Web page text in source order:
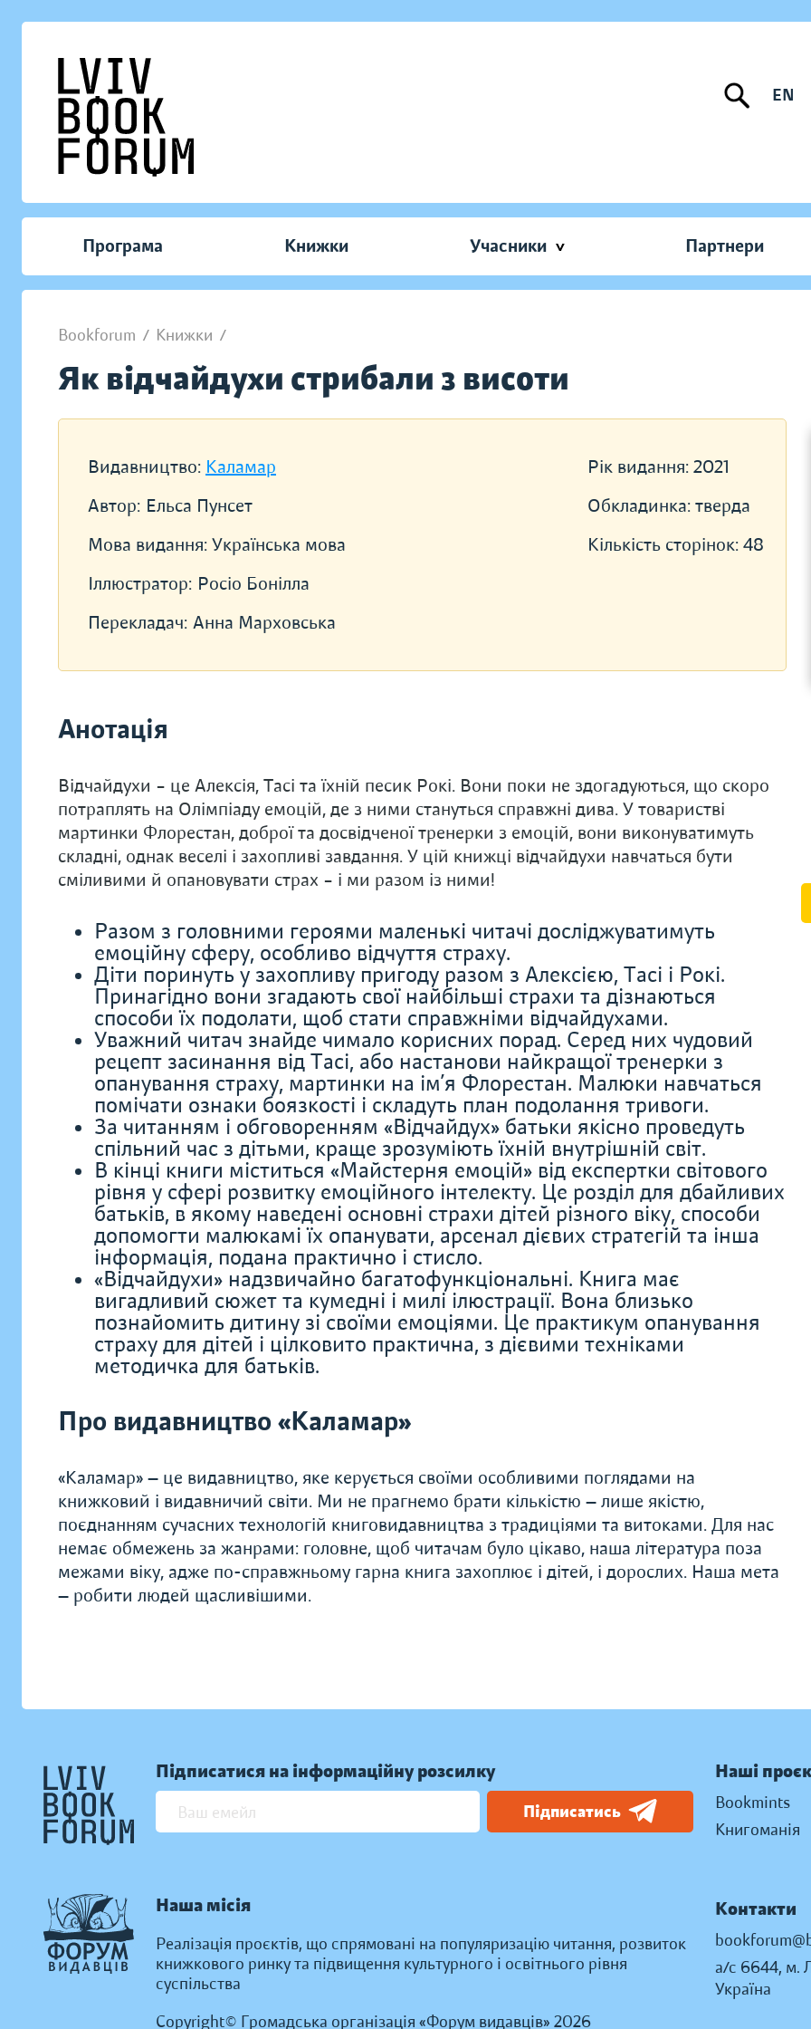
EN
Програма Книжки Учасники Партнери
Bookforum / Книжки /
Як відчайдухи стрибали з висоти
Видавництво: Каламар
Автор: Ельса Пунсет
Мова видання: Українська мова
Іллюстратор: Росіо Бонілла
Перекладач: Анна Марховська
Рік видання: 2021
Обкладинка: тверда
Кількість сторінок: 48
Анотація
Відчайдухи – це Алексія, Тасі та їхній песик Рокі. Вони поки не здогадуються, що скоро
потраплять на Олімпіаду емоцій, де з ними стануться справжні дива. У товаристві
мартинки Флорестан, доброї та досвідченої тренерки з емоцій, вони виконуватимуть
складні, однак веселі і захопливі завдання. У цій книжці відчайдухи навчаться бути
сміливими й опановувати страх – і ми разом із ними!
Разом з головними героями маленькі читачі досліджуватимуть
емоційну сферу, особливо відчуття страху.
Діти поринуть у захопливу пригоду разом з Алексією, Тасі і Рокі.
Принагідно вони згадають свої найбільші страхи та дізнаються
способи їх подолати, щоб стати справжніми відчайдухами.
Уважний читач знайде чимало корисних порад. Серед них чудовий
рецепт засинання від Тасі, або настанови найкращої тренерки з
опанування страху, мартинки на ім’я Флорестан. Малюки навчаться
помічати ознаки боязкості і складуть план подолання тривоги.
За читанням і обговоренням «Відчайдух» батьки якісно проведуть
спільний час з дітьми, краще зрозуміють їхній внутрішній світ.
В кінці книги міститься «Майстерня емоцій» від експертки світового
рівня у сфері розвитку емоційного інтелекту. Це розділ для дбайливих
батьків, в якому наведені основні страхи дітей різного віку, способи
допомогти малюкамі їх опанувати, арсенал дієвих стратегій та інша
інформація, подана практично і стисло.
«Відчайдухи» надзвичайно багатофункціональні. Книга має
вигадливий сюжет та кумедні і милі ілюстрації. Вона близько
познайомить дитину зі своїми емоціями. Це практикум опанування
страху для дітей і цілковито практична, з дієвими техніками
методичка для батьків.
Про видавництво «Каламар»
«Каламар» — це видавництво, яке керується своїми особливими поглядами на
книжковий і видавничий світи. Ми не прагнемо брати кількістю — лише якістю,
поєднанням сучасних технологій книговидавництва з традиціями та витоками. Для нас
немає обмежень за жанрами: головне, щоб читачам було цікаво, наша література поза
межами віку, адже по-справжньому гарна книга захоплює і дітей, і дорослих. Наша мета
— робити людей щасливішими.
Підписатися на інформаційну розсилку
Підписатись
Наша місія
Реалізація проєктів, що спрямовані на популяризацію читання, розвиток
книжкового ринку та підвищення культурного і освітнього рівня
суспільства
Copyright© Громадська організація «Форум видавців» 2026
Наші
Bookmints
Книгоманія
Контакти
а/с 6644, м.
Україна